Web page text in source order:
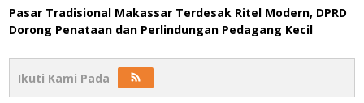
Pasar Tradisional Makassar Terdesak Ritel Modern, DPRD
Dorong Penataan dan Perlindungan Pedagang Kecil
Ikuti Kami Pada